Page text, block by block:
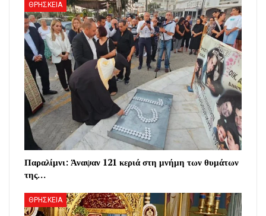
ΘΡΗΣΚΕΙΑ
Παραλίμνι: Άναψαν 121 κεριά στη μνήμη των θυμάτων
της…
ΘΡΗΣΚΕΙΑ